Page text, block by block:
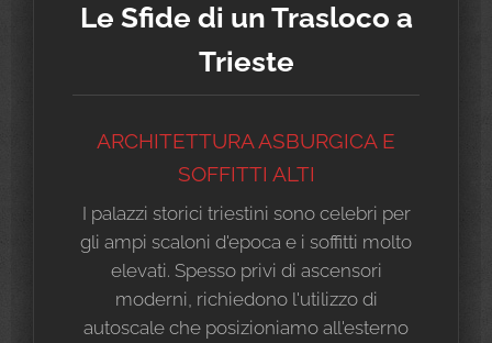
Le Sfide di un Trasloco a
Trieste
ARCHITETTURA ASBURGICA E
SOFFITTI ALTI
I palazzi storici triestini sono celebri per
gli ampi scaloni d'epoca e i soffitti molto
elevati. Spesso privi di ascensori
moderni, richiedono l'utilizzo di
autoscale che posizioniamo all'esterno